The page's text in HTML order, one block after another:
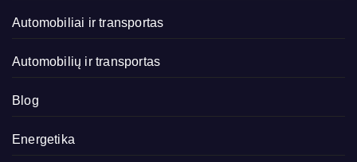
Automobiliai ir transportas
Automobilių ir transportas
Blog
Energetika